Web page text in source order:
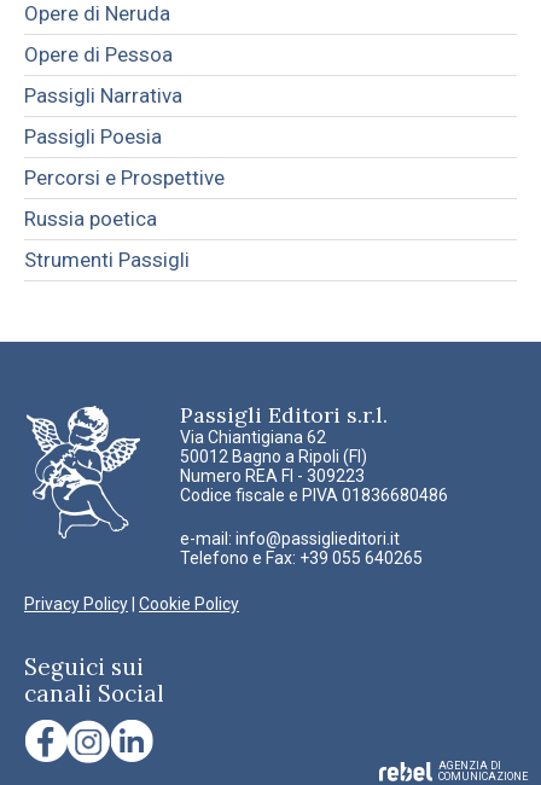
Opere di Neruda
Opere di Pessoa
Passigli Narrativa
Passigli Poesia
Percorsi e Prospettive
Russia poetica
Strumenti Passigli
Passigli Editori s.r.l.
Via Chiantigiana 62
50012 Bagno a Ripoli (FI)
Numero REA FI - 309223
Codice fiscale e PIVA 01836680486
e-mail: info@passiglieditori.it
Telefono e Fax: +39 055 640265
Privacy Policy Cookie Policy
Seguici sui
canali Social
AGENZIA DI
COMUNICAZIONE